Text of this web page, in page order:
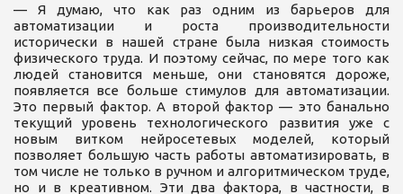
— Я думаю, что как раз одним из барьеров для
автоматизации и роста производительности
исторически в нашей стране была низкая стоимость
физического труда. И поэтому сейчас, по мере того как
людей становится меньше, они становятся дороже,
появляется все больше стимулов для автоматизации.
Это первый фактор. А второй фактор — это банально
текущий уровень технологического развития уже с
новым витком нейросетевых моделей, который
позволяет большую часть работы автоматизировать, в
том числе не только в ручном и алгоритмическом труде,
но и в креативном. Эти два фактора, в частности, в